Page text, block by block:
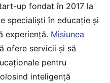
up fondat în 2017 la
specialiști în educație și
experiență. Misiunea
ofere servicii și să
pentru
inteligență